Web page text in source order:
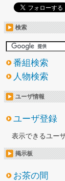
検索
番組検索
人物検索
ユーザ情報
ユーザ登録
表示できるユー
掲示板
お茶の間